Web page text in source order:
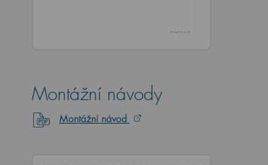
Montážní návody
Montážní návod